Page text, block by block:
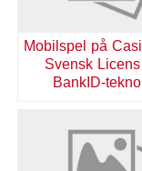
Mobilspel på
Svensk
BankID-